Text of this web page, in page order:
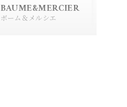
シチズン
BAUME&MERCIER
ボーム＆メルシエ